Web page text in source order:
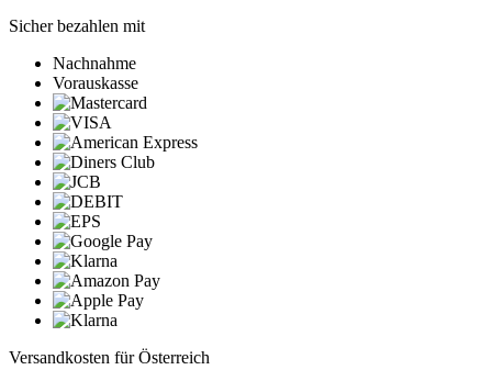
Sicher bezahlen mit
Nachnahme
Vorauskasse
Versandkosten für Österreich